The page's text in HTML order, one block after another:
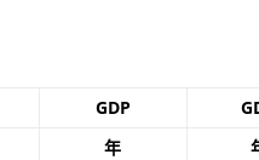
GDP
年